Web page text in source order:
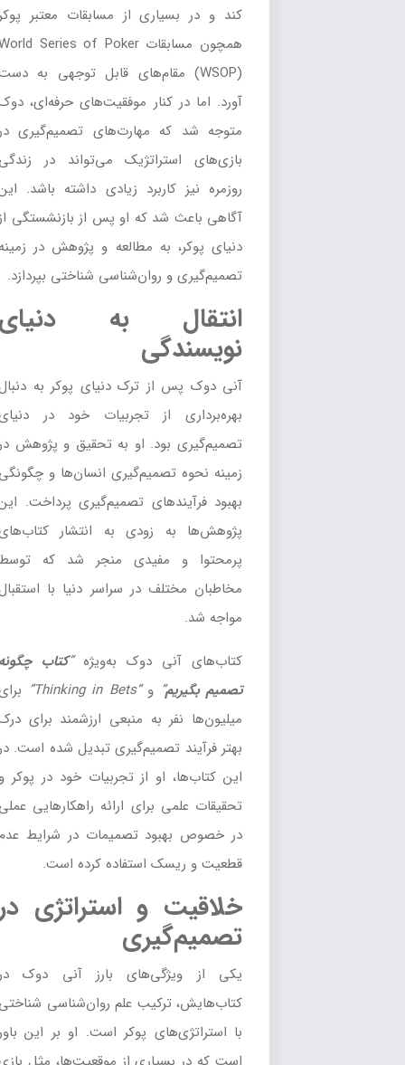
کند و در بسیاری از مسابقات معتبر پوکر
همچون مسابقات World Series of Poker
(WSOP) مقام‌های قابل توجهی به دست
آورد. اما در کنار موفقیت‌های حرفه‌ای، دوک
متوجه شد که مهارت‌های تصمیم‌گیری در
بازی‌های استراتژیک می‌تواند در زندگی
روزمره نیز کاربرد زیادی داشته باشد. این
آگاهی باعث شد که او پس از بازنشستگی از
دنیای پوکر، به مطالعه و پژوهش در زمینه
تصمیم‌گیری و روان‌شناسی شناختی بپردازد.
انتقال به دنیای
نویسندگی
آنی دوک پس از ترک دنیای پوکر به دنبال
بهره‌برداری از تجربیات خود در دنیای
تصمیم‌گیری بود. او به تحقیق و پژوهش در
زمینه نحوه تصمیم‌گیری انسان‌ها و چگونگی
بهبود فرآیندهای تصمیم‌گیری پرداخت. این
پژوهش‌ها به زودی به انتشار کتاب‌های
پرمحتوا و مفیدی منجر شد که توسط
مخاطبان مختلف در سراسر دنیا با استقبال
مواجه شد.
کتاب‌های آنی دوک به‌ویژه “کتاب چگونه
تصمیم بگیریم“ و“Thinking in Bets”
برای
میلیون‌ها نفر به منبعی ارزشمند برای درک
بهتر فرآیند تصمیم‌گیری تبدیل شده است. در
این کتاب‌ها، او از تجربیات خود در پوکر و
تحقیقات علمی برای ارائه راهکارهایی عملی
در خصوص بهبود تصمیمات در شرایط عدم
قطعیت و ریسک استفاده کرده است.
خلاقیت و استراتژی در
تصمیم‌گیری
یکی از ویژگی‌های بارز آنی دوک در
کتاب‌هایش، ترکیب علم روان‌شناسی شناختی
با استراتژی‌های پوکر است. او بر این باور